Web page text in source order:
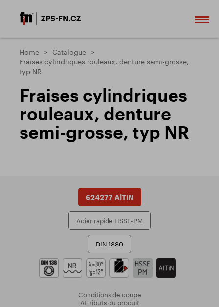
Home
Catalogue
Fraises cylindriques rouleaux, denture semi-grosse,
typ NR
Fraises cylindriques
rouleaux, denture
semi-grosse, typ NR
624277 AlTiN
Acier rapide HSSE-PM
DIN 1880
Conditions de coupe
Attributs du produit